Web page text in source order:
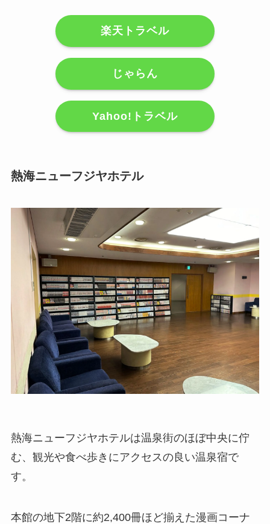
楽天トラベル
じゃらん
Yahoo!トラベル
熱海ニューフジヤホテル
熱海ニューフジヤホテルは温泉街のほぼ中央に佇
む、観光や食べ歩きにアクセスの良い温泉宿で
す。
本館の地下2階に約2,400冊ほど揃えた漫画コーナ